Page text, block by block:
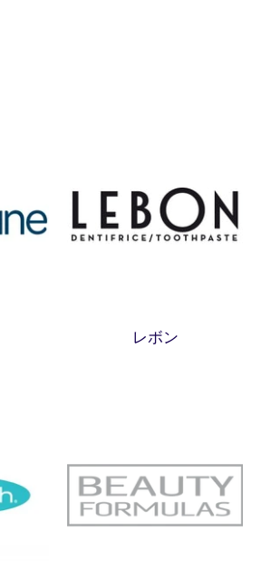
レボン